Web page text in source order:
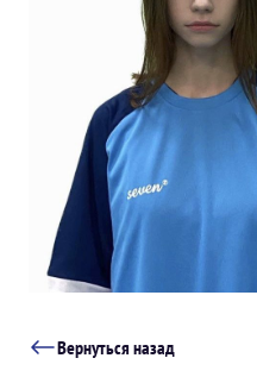
Вернуться назад